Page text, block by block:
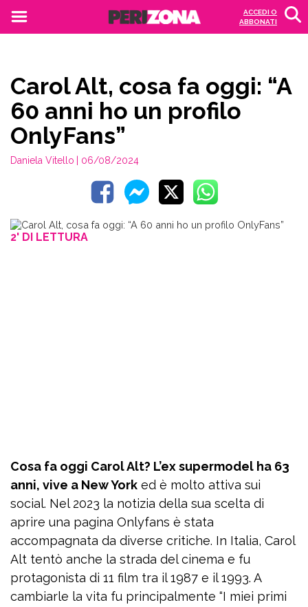
ACCEDI O
ABBONATI
Carol Alt, cosa fa oggi: “A
60 anni ho un profilo
OnlyFans”
Daniela Vitello | 06/08/2024
2' DI LETTURA
Cosa fa oggi Carol Alt? L’ex supermodel ha 63
anni, vive a New York ed è molto attiva sui
social. Nel 2023 la notizia della sua scelta di
aprire una pagina Onlyfans è stata
accompagnata da diverse critiche. In Italia, Carol
Alt tentò anche la strada del cinema e fu
protagonista di 11 film tra il 1987 e il 1993. A
cambiarle la vita fu principalmente “I miei primi